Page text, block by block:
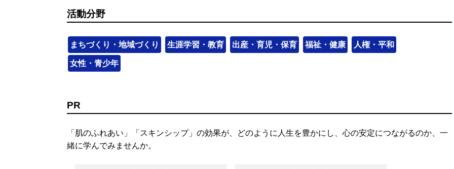
活動分野
まちづくり・地域づくり 生涯学習・教育 出産・育児・保育 福祉・健康 人権・平和
女性・青少年
PR
「肌のふれあい」「スキンシップ」の効果が、どのように人生を豊かにし、心の安定につながるのか、一
緒に学んでみませんか。